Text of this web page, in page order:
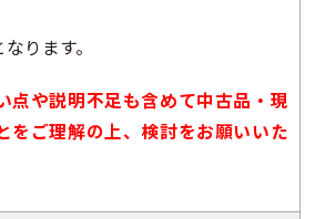
ります。
点や説明不足も含めて中古品・現
をご理解の上、検討をお願いいた